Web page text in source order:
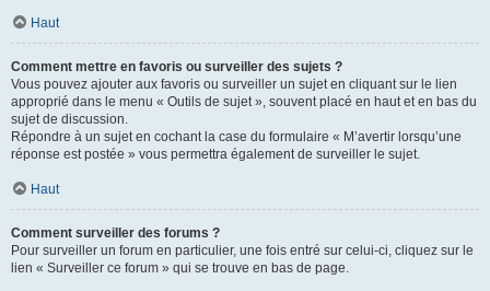
Haut
Comment mettre en favoris ou surveiller des sujets ?
Vous pouvez ajouter aux favoris ou surveiller un sujet en cliquant sur le lien
approprié dans le menu « Outils de sujet », souvent placé en haut et en bas du
sujet de discussion.
Répondre à un sujet en cochant la case du formulaire « M’avertir lorsqu’une
réponse est postée » vous permettra également de surveiller le sujet.
Haut
Comment surveiller des forums ?
Pour surveiller un forum en particulier, une fois entré sur celui-ci, cliquez sur le
lien « Surveiller ce forum » qui se trouve en bas de page.